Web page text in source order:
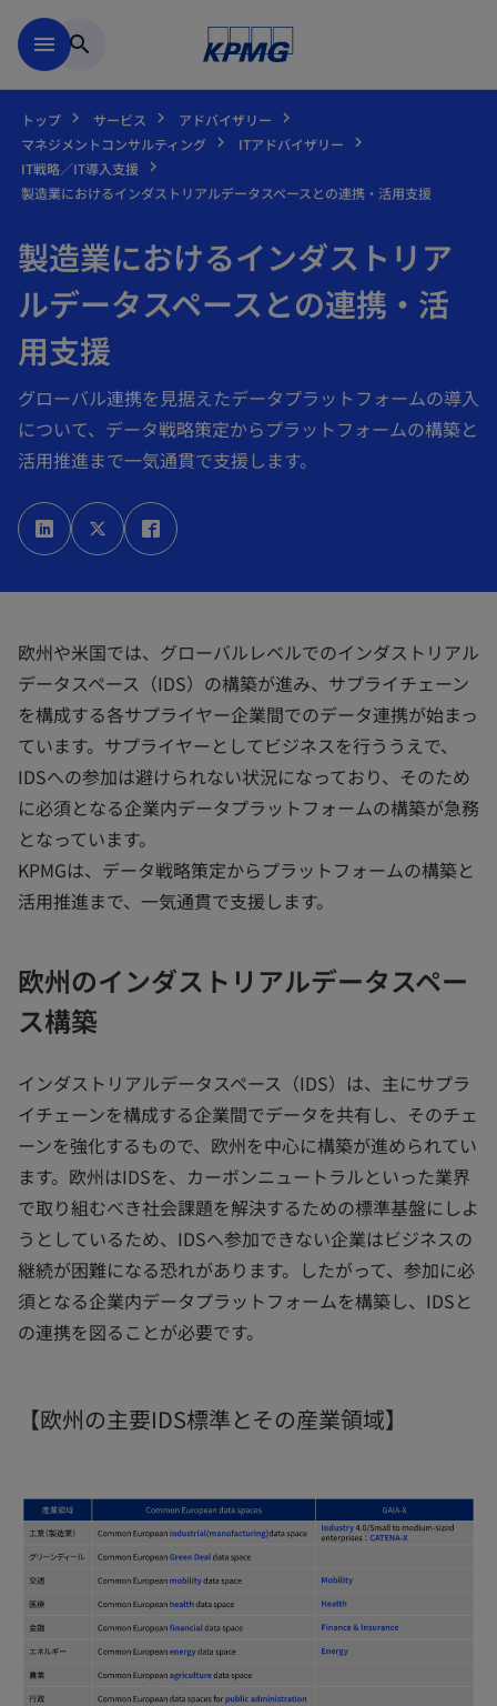
menu search
トップ サービス
アドバイザリー
マネジメントコンサルティング
ITアドバイザリー
IT戦略／IT導入支援
製造業におけるインダストリアルデータスペースとの連携・活用支援
製造業におけるインダストリア
ルデータスペースとの連携・活
用支援
グローバル連携を見据えたデータプラットフォームの導入
について、データ戦略策定からプラットフォームの構築と
活用推進まで一気通貫で支援します。
新
し
い
タ
新
し
い
タ
し
い
欧州や米国では、グローバルレベルでのインダストリアル
データスペース（IDS）の構築が進み、サプライチェーン
を構成する各サプライヤー企業間でのデータ連携が始まっ
ています。サプライヤーとしてビジネスを行ううえで、
IDSへの参加は避けられない状況になっており、そのため
に必須となる企業内データプラットフォームの構築が急務
となっています。
KPMGは、データ戦略策定からプラットフォームの構築と
活用推進まで、一気通貫で支援します。
欧州のインダストリアルデータスペー
ス構築
インダストリアルデータスペース（IDS）は、主にサプラ
イチェーンを構成する企業間でデータを共有し、そのチェ
ーンを強化するもので、欧州を中心に構築が進められてい
ます。欧州はIDSを、カーボンニュートラルといった業界
で取り組むべき社会課題を解決するための標準基盤にしよ
うとしているため、IDSへ参加できない企業はビジネスの
継続が困難になる恐れがあります。したがって、参加に必
須となる企業内データプラットフォームを構築し、IDSと
の連携を図ることが必要です。
【欧州の主要IDS標準とその産業領域】